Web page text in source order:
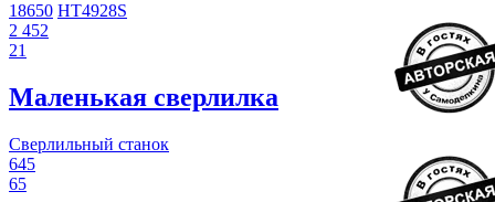
18650 HT4928S
2 452
21
Маленькая сверлилка
Сверлильный станок
645
65